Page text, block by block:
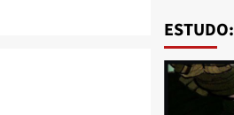
ESTUDO: